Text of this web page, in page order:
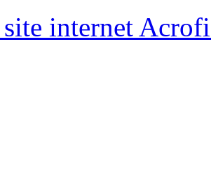
internet